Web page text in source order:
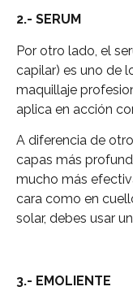
2.- SERUM
Por otro lado, el
capilar) es uno de
maquillaje
aplica en acción
A diferencia de
capas más
mucho más
cara como en
solar, debes usar
3.- EMOLIENTE